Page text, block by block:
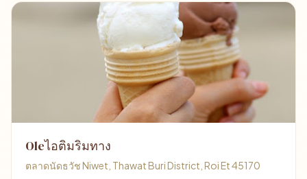
Oleไอติมริมทาง
ตลาดนัดธวัช Niwet, Thawat Buri District, Roi Et 45170